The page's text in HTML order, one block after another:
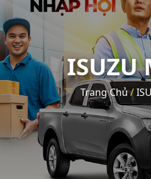
ISUZU
Trang Chủ/